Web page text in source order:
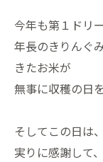
今年も第１ドリ
年長のきりんぐ
きたお米が
無事に収穫の日
そしてこの日は
実りに感謝して